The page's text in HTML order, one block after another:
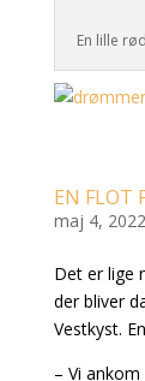
En lille
EN FLOT
maj 4, 2022
Det er lige
der bliver
Vestkyst.
– Vi